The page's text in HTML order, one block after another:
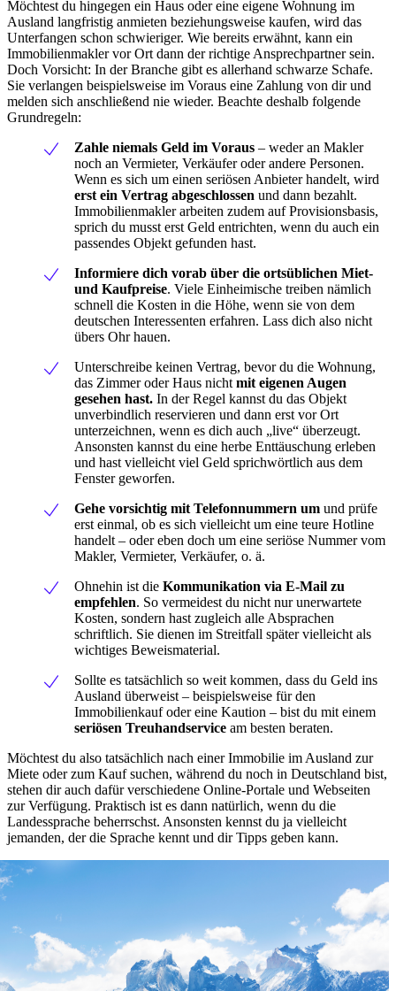
Möchtest du hingegen ein Haus oder eine eigene Wohnung im
Ausland langfristig anmieten beziehungsweise kaufen, wird das
Unterfangen schon schwieriger. Wie bereits erwähnt, kann ein
Immobilienmakler vor Ort dann der richtige Ansprechpartner sein.
Doch Vorsicht: In der Branche gibt es allerhand schwarze Schafe.
Sie verlangen beispielsweise im Voraus eine Zahlung von dir und
melden sich anschließend nie wieder. Beachte deshalb folgende
Grundregeln:
Zahle niemals Geld im Voraus – weder an Makler
noch an Vermieter, Verkäufer oder andere Personen.
Wenn es sich um einen seriösen Anbieter handelt, wird
erst ein Vertrag abgeschlossen und dann bezahlt.
Immobilienmakler arbeiten zudem auf Provisionsbasis,
sprich du musst erst Geld entrichten, wenn du auch ein
passendes Objekt gefunden hast.
Informiere dich vorab über die ortsüblichen Miet-
und Kaufpreise. Viele Einheimische treiben nämlich
schnell die Kosten in die Höhe, wenn sie von dem
deutschen Interessenten erfahren. Lass dich also nicht
übers Ohr hauen.
Unterschreibe keinen Vertrag, bevor du die Wohnung,
das Zimmer oder Haus nicht mit eigenen Augen
gesehen hast. In der Regel kannst du das Objekt
unverbindlich reservieren und dann erst vor Ort
unterzeichnen, wenn es dich auch „live“ überzeugt.
Ansonsten kannst du eine herbe Enttäuschung erleben
und hast vielleicht viel Geld sprichwörtlich aus dem
Fenster geworfen.
Gehe vorsichtig mit Telefonnummern um und prüfe
erst einmal, ob es sich vielleicht um eine teure Hotline
handelt – oder eben doch um eine seriöse Nummer vom
Makler, Vermieter, Verkäufer, o. ä.
Ohnehin ist die Kommunikation via E-Mail zu
empfehlen. So vermeidest du nicht nur unerwartete
Kosten, sondern hast zugleich alle Absprachen
schriftlich. Sie dienen im Streitfall später vielleicht als
wichtiges Beweismaterial.
Sollte es tatsächlich so weit kommen, dass du Geld ins
Ausland überweist – beispielsweise für den
Immobilienkauf oder eine Kaution – bist du mit einem
seriösen Treuhandservice am besten beraten.
Möchtest du also tatsächlich nach einer Immobilie im Ausland zur
Miete oder zum Kauf suchen, während du noch in Deutschland bist,
stehen dir auch dafür verschiedene Online-Portale und Webseiten
zur Verfügung. Praktisch ist es dann natürlich, wenn du die
Landessprache beherrschst. Ansonsten kennst du ja vielleicht
jemanden, der die Sprache kennt und dir Tipps geben kann.